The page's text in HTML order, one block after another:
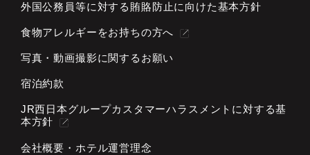
外国公務員等に対する 賄賂防止に向けた基本方針
食物アレルギーをお持ちの方へ
写真・動画撮影に関するお願い
宿泊約款
JR西日本グループカスタマーハラスメントに対する基
本方針
会社概要・ホテル運営理念